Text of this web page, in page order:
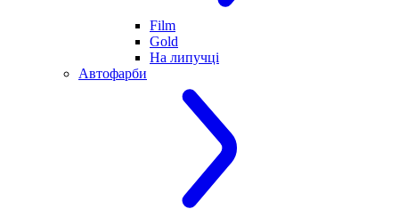
Film
Gold
На липучці
Автофарби